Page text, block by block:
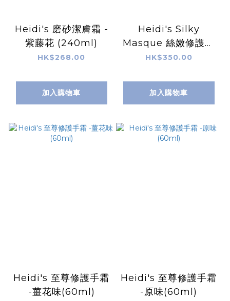
Heidi's 磨砂潔膚霜 -
紫藤花 (240ml)
HK$268.00
加入購物車
Heidi's Silky
Masque 絲嫩修謢手
足膜 120ml
HK$350.00
加入購物車
Heidi's 至尊修護手霜
-薑花味(60ml)
Heidi's 至尊修護手霜
-原味(60ml)